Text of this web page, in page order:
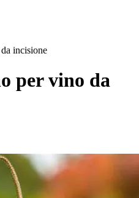
incisione
per vino da